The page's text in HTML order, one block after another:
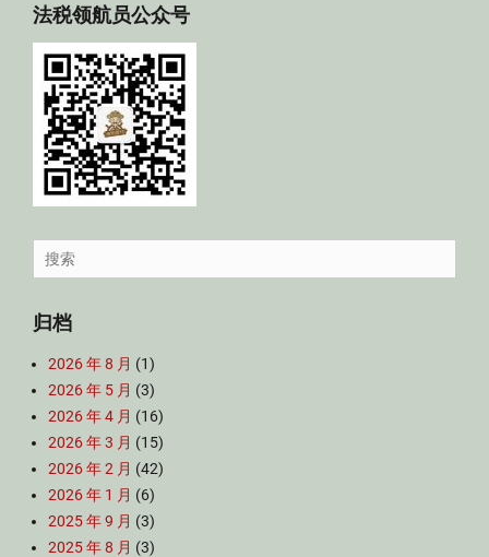
法税领航员公众号
Search
for:
归档
2026 年 8 月 (1)
2026 年 5 月 (3)
2026 年 4 月 (16)
2026 年 3 月 (15)
2026 年 2 月 (42)
2026 年 1 月 (6)
2025 年 9 月 (3)
2025 年 8 月 (3)